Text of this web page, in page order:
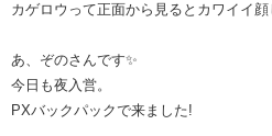
カゲロウって正面から見るとカワイイ
あ、ぞのさんです✨
今日も夜入営。
PXバックパックで来ました!